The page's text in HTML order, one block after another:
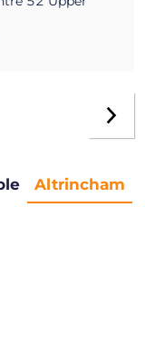
Altrincham